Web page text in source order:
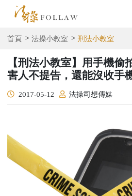
首頁 法操小教室 刑法小教室
【刑法小教室】用手機偷
害人不提告，還能沒收手
2017-05-12 法操司想傳媒